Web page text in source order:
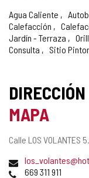
Agua Caliente
Calefacción
Jardín - Terraza
Consulta
Sitio
MAPA
Dirección
Calle LOS VOLANTES 5.
Dirección
de
Teléfonos
669 311 911